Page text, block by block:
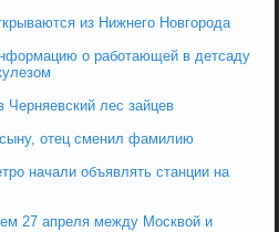
из Нижнего Новгорода
о работающей в детсаду
Черняевский лес зайцев
отец сменил фамилию
начали объявлять станции на
27 апреля между Москвой и